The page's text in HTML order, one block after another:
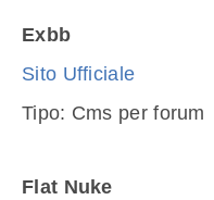
Exbb
Sito Ufficiale
Tipo: Cms per forum
Flat Nuke